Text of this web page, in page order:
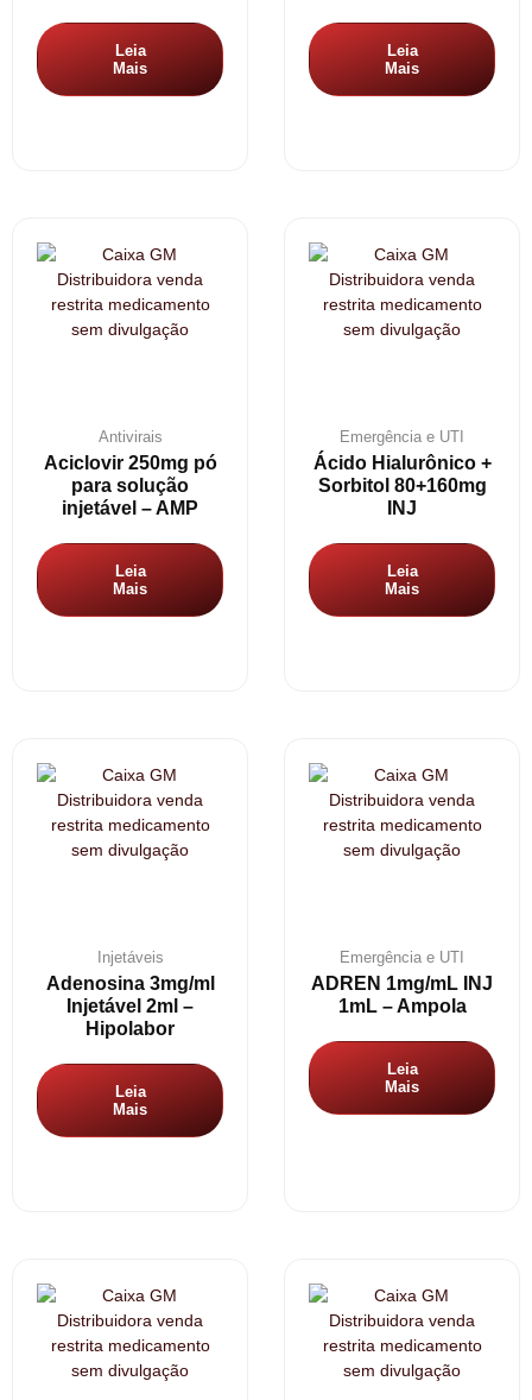
Leia
Mais
Leia
Mais
Antivirais
Aciclovir 250mg pó
para solução
injetável – AMP
Leia
Mais
Emergência e UTI
Ácido Hialurônico +
Sorbitol 80+160mg
INJ
Leia
Mais
Injetáveis
Adenosina 3mg/ml
Injetável 2ml –
Hipolabor
Leia
Mais
Emergência e UTI
ADREN 1mg/mL INJ
1mL – Ampola
Leia
Mais